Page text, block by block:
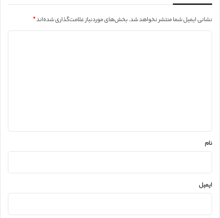
نشانی ایمیل شما منتشر نخواهد شد.بخش‌های موردنیاز علامت‌گذاری شده‌اند*
نام
ایمیل